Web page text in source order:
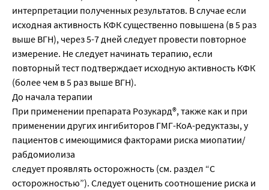
интерпретации полученных результатов. В случае если
исходная активность КФК существенно повышена (в 5 раз
выше ВГН), через 5-7 дней следует провести повторное
измерение. Не следует начинать терапию, если
повторный тест подтверждает исходную активность КФК
(более чем в 5 раз выше ВГН).
До начала терапии
При применении препарата Розукард®, также как и при
применении других ингибиторов ГМГ-КоА-редуктазы, у
пациентов с имеющимися факторами риска миопатии/
рабдомиолиза
следует проявлять осторожность (см. раздел “С
осторожностью”). Следует оценить соотношение риска и